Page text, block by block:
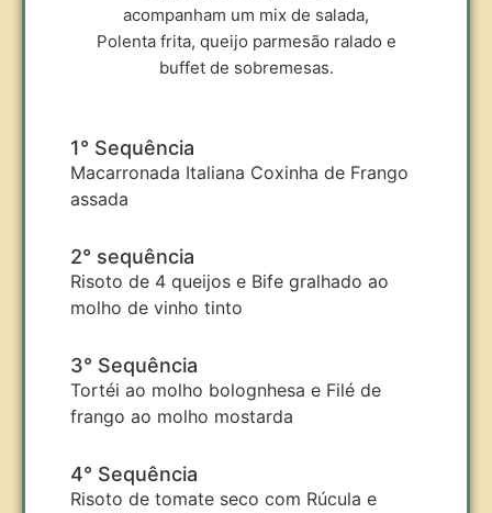
acompanham um mix de salada,
Polenta frita, queijo parmesão ralado e
buffet de sobremesas.
1° Sequência
Macarronada Italiana Coxinha de Frango
assada
2° sequência
Risoto de 4 queijos e Bife gralhado ao
molho de vinho tinto
3° Sequência
Tortéi ao molho bolognhesa e Filé de
frango ao molho mostarda
4° Sequência
Risoto de tomate seco com Rúcula e